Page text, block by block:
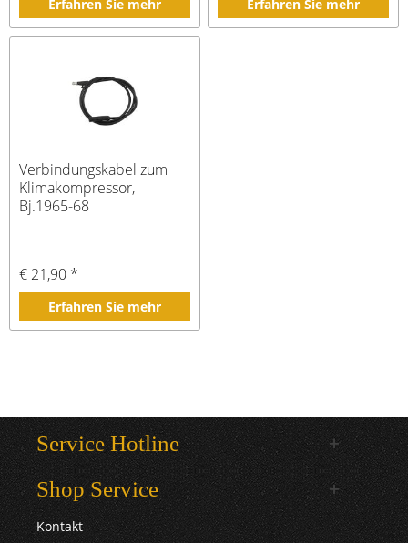
Erfahren Sie mehr Erfahren Sie mehr
Verbindungskabel zum
Klimakompressor,
Bj.1965-68
€ 21,90 *
Erfahren Sie mehr
Service Hotline
Shop Service
Kontakt